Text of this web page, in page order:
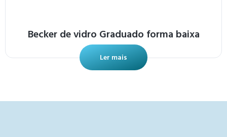
Becker de vidro Graduado forma baixa
Ler mais